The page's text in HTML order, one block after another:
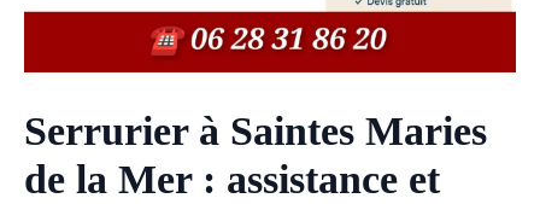
Serrurier à Saintes Maries
de la Mer : assistance et